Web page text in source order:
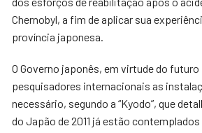
Chernobyl, a fim de aplicar sua
província japonesa.
O Governo japonês, em virtude do
pesquisadores internacionais as
necessário, segundo a “Kyodo”, que
do Japão de 2011 já estão